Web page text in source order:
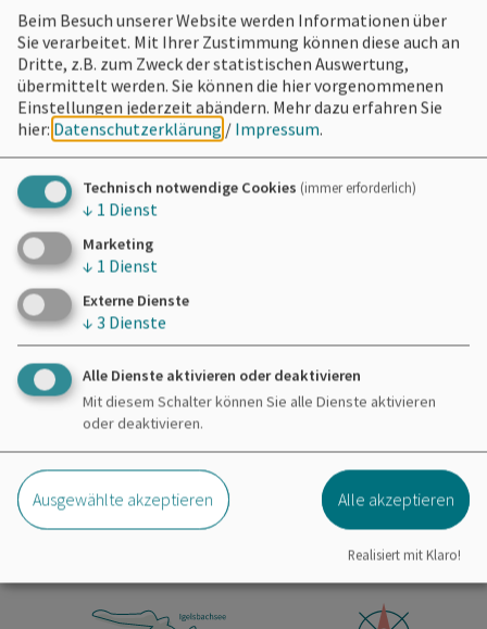
Möchten Sie vonOpenStreetMap/Leaflet
bereitgestellte externe Inhalte laden?
Immer
Zweckverband Brombachsee
Ramsberg
Obere Dorfstraße 3
91785 Pleinfeld
09144 571
Beim Besuch unserer Website werden Informationen über
Sie verarbeitet. Mit Ihrer Zustimmung können diese auch an
Dritte, z.B. zum Zweck der statistischen Auswertung,
übermittelt werden. Sie können die hier vorgenommenen
Einstellungen jederzeit abändern. Mehr dazu erfahren Sie
hier: Datenschutzerklärung / Impressum.
Technisch notwendige Cookies (immer erforderlich)
↓ 1 Dienst
Marketing
↓ 1 Dienst
Externe Dienste
↓ 3 Dienste
Alle Dienste aktivieren oder deaktivieren
Mit diesem Schalter können Sie alle Dienste aktivieren
oder deaktivieren.
Ausgewählte akzeptieren Alle akzeptieren
Realisiert mit Klaro!